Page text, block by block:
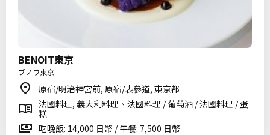
BENOIT東京
ブノワ東京
原宿/明治神宮前, 原宿/表參道, 東京都
法國料理, 義大利料理、法國料理 / 葡萄酒 / 法國料理 / 蛋
糕
吃晚飯: 14,000 日幣 / 午餐: 7,500 日幣